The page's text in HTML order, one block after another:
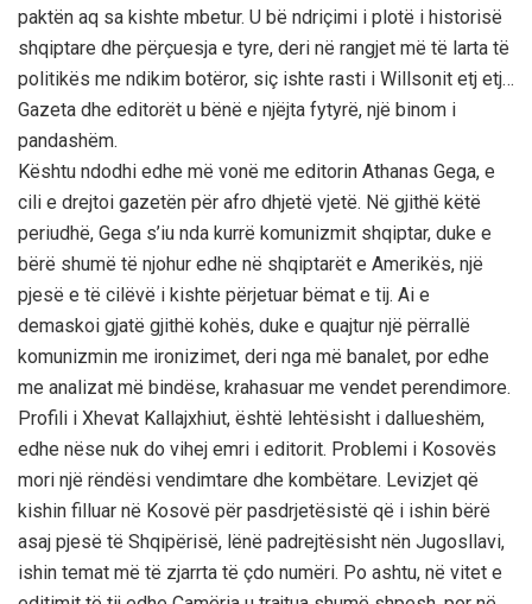
paktën aq sa kishte mbetur. U bë ndriçimi i plotë i historisë
shqiptare dhe përçuesja e tyre, deri në rangjet më të larta të
politikës me ndikim botëror, siç ishte rasti i Willsonit etj etj…
Gazeta dhe editorët u bënë e njëjta fytyrë, një binom i
pandashëm.
Kështu ndodhi edhe më vonë me editorin Athanas Gega, e
cili e drejtoi gazetën për afro dhjetë vjetë. Në gjithë këtë
periudhë, Gega s’iu nda kurrë komunizmit shqiptar, duke e
bërë shumë të njohur edhe në shqiptarët e Amerikës, një
pjesë e të cilëvë i kishte përjetuar bëmat e tij. Ai e
demaskoi gjatë gjithë kohës, duke e quajtur një përrallë
komunizmin me ironizimet, deri nga më banalet, por edhe
me analizat më bindëse, krahasuar me vendet perendimore.
Profili i Xhevat Kallajxhiut, është lehtësisht i dallueshëm,
edhe nëse nuk do vihej emri i editorit. Problemi i Kosovës
mori një rëndësi vendimtare dhe kombëtare. Levizjet që
kishin filluar në Kosovë për pasdrjetësistë që i ishin bërë
asaj pjesë të Shqipërisë, lënë padrejtësisht nën Jugosllavi,
ishin temat më të zjarrta të çdo numëri. Po ashtu, në vitet e